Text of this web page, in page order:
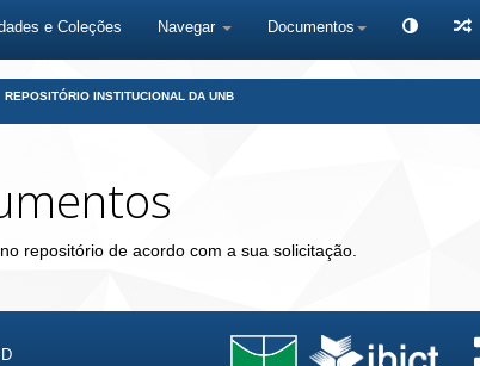
e Coleções Navegar Documentos
REPOSITÓRIO INSTITUCIONAL DA UNB
repositório de acordo com a sua solicitação.